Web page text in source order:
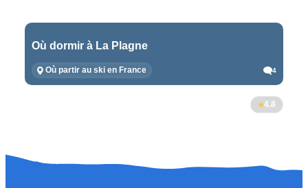
Où dormir à La Plagne
Où partir au ski en France 4
4.8